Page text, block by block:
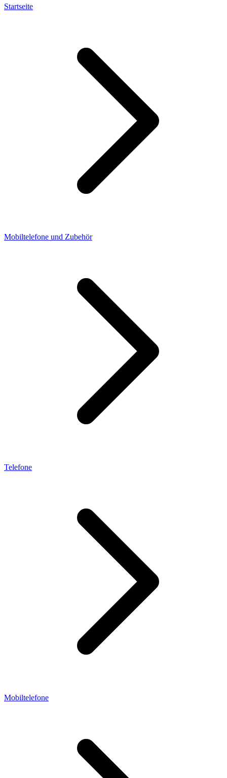
Startseite
Mobiltelefone und Zubehör
Telefone
Mobiltelefone